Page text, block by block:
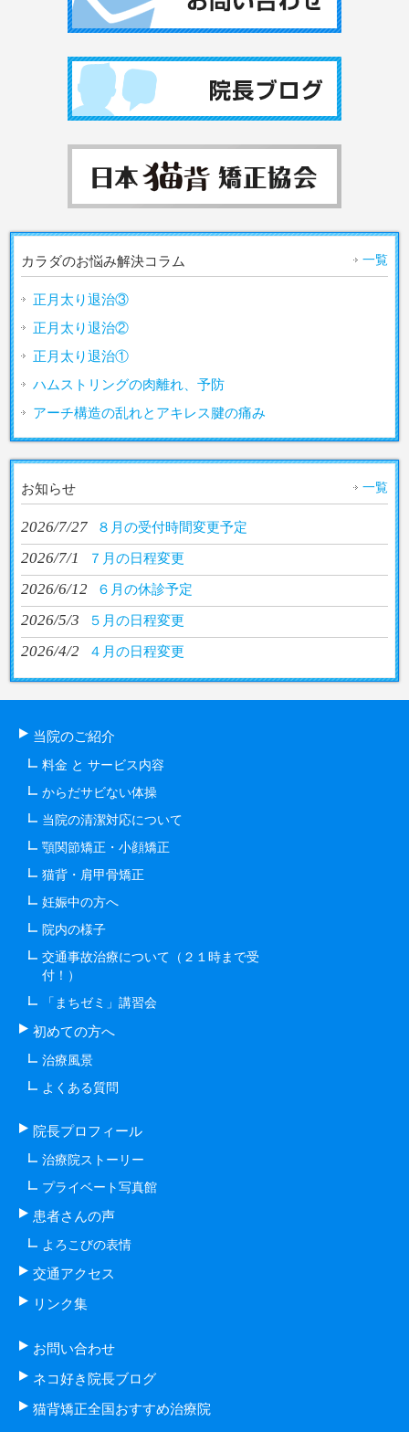
カラダのお悩み解決コラム 一覧
正月太り退治③
正月太り退治②
正月太り退治①
ハムストリングの肉離れ、予防
アーチ構造の乱れとアキレス腱の痛み
お知らせ 一覧
2026/7/27 ８月の受付時間変更予定
2026/7/1 ７月の日程変更
2026/6/12 ６月の休診予定
2026/5/3 ５月の日程変更
2026/4/2 ４月の日程変更
当院のご紹介
料金 と サービス内容
からだサビない体操
当院の清潔対応について
顎関節矯正・小顔矯正
猫背・肩甲骨矯正
妊娠中の方へ
院内の様子
交通事故治療について（２１時まで受
付！）
「まちゼミ」講習会
初めての方へ
治療風景
よくある質問
院長プロフィール
治療院ストーリー
プライベート写真館
患者さんの声
よろこびの表情
交通アクセス
リンク集
お問い合わせ
ネコ好き院長ブログ
猫背矯正全国おすすめ治療院